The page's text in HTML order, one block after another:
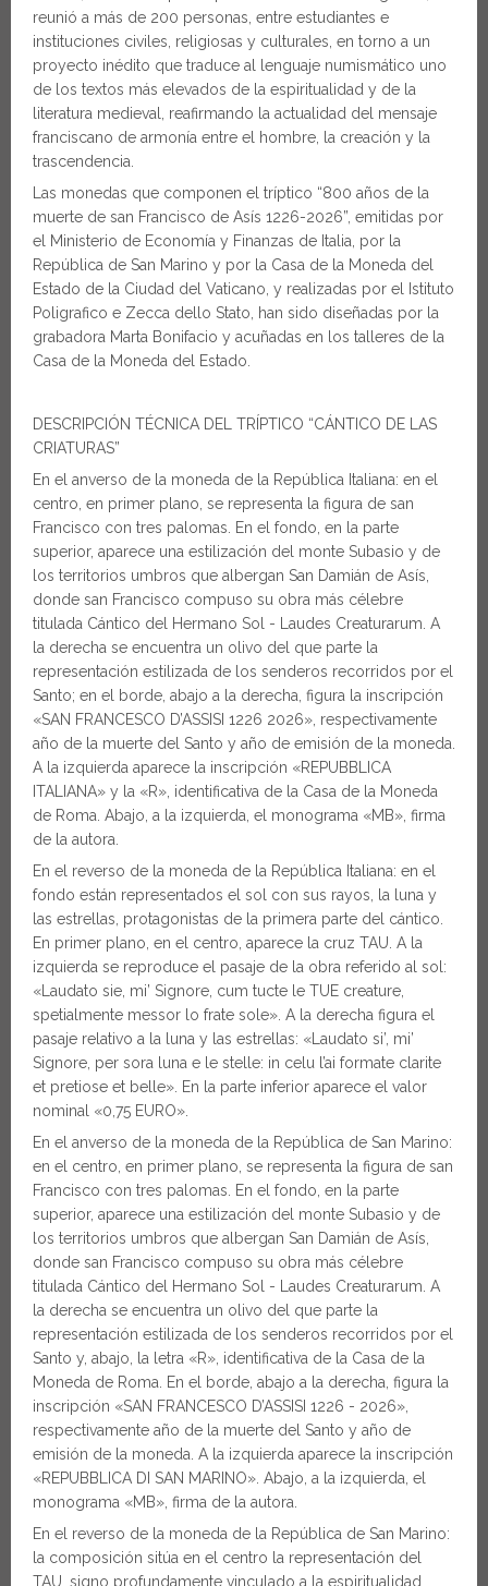
reunió a más de 200 personas, entre estudiantes e
instituciones civiles, religiosas y culturales, en torno a un
proyecto inédito que traduce al lenguaje numismático uno
de los textos más elevados de la espiritualidad y de la
literatura medieval, reafirmando la actualidad del mensaje
franciscano de armonía entre el hombre, la creación y la
trascendencia.
Las monedas que componen el tríptico “800 años de la
muerte de san Francisco de Asís 1226-2026”, emitidas por
el Ministerio de Economía y Finanzas de Italia, por la
República de San Marino y por la Casa de la Moneda del
Estado de la Ciudad del Vaticano, y realizadas por el Istituto
Poligrafico e Zecca dello Stato, han sido diseñadas por la
grabadora Marta Bonifacio y acuñadas en los talleres de la
Casa de la Moneda del Estado.
DESCRIPCIÓN TÉCNICA DEL TRÍPTICO “CÁNTICO DE LAS
CRIATURAS”
En el anverso de la moneda de la República Italiana: en el
centro, en primer plano, se representa la figura de san
Francisco con tres palomas. En el fondo, en la parte
superior, aparece una estilización del monte Subasio y de
los territorios umbros que albergan San Damián de Asís,
donde san Francisco compuso su obra más célebre
titulada Cántico del Hermano Sol - Laudes Creaturarum. A
la derecha se encuentra un olivo del que parte la
representación estilizada de los senderos recorridos por el
Santo; en el borde, abajo a la derecha, figura la inscripción
«SAN FRANCESCO D’ASSISI 1226 2026», respectivamente
año de la muerte del Santo y año de emisión de la moneda.
A la izquierda aparece la inscripción «REPUBBLICA
ITALIANA» y la «R», identificativa de la Casa de la Moneda
de Roma. Abajo, a la izquierda, el monograma «MB», firma
de la autora.
En el reverso de la moneda de la República Italiana: en el
fondo están representados el sol con sus rayos, la luna y
las estrellas, protagonistas de la primera parte del cántico.
En primer plano, en el centro, aparece la cruz TAU. A la
izquierda se reproduce el pasaje de la obra referido al sol:
«Laudato sie, mi’ Signore, cum tucte le TUE creature,
spetialmente messor lo frate sole». A la derecha figura el
pasaje relativo a la luna y las estrellas: «Laudato si’, mi’
Signore, per sora luna e le stelle: in celu l’ai formate clarite
et pretiose et belle». En la parte inferior aparece el valor
nominal «0,75 EURO».
En el anverso de la moneda de la República de San Marino:
en el centro, en primer plano, se representa la figura de san
Francisco con tres palomas. En el fondo, en la parte
superior, aparece una estilización del monte Subasio y de
los territorios umbros que albergan San Damián de Asís,
donde san Francisco compuso su obra más célebre
titulada Cántico del Hermano Sol - Laudes Creaturarum. A
la derecha se encuentra un olivo del que parte la
representación estilizada de los senderos recorridos por el
Santo y, abajo, la letra «R», identificativa de la Casa de la
Moneda de Roma. En el borde, abajo a la derecha, figura la
inscripción «SAN FRANCESCO D’ASSISI 1226 - 2026»,
respectivamente año de la muerte del Santo y año de
emisión de la moneda. A la izquierda aparece la inscripción
«REPUBBLICA DI SAN MARINO». Abajo, a la izquierda, el
monograma «MB», firma de la autora.
En el reverso de la moneda de la República de San Marino:
la composición sitúa en el centro la representación del
TAU, signo profundamente vinculado a la espiritualidad